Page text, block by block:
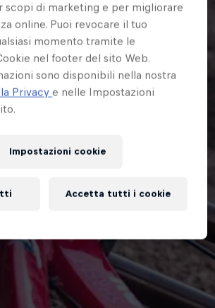
scopi di marketing e per migliorare
online. Puoi revocare il tuo
momento tramite le
nel footer del sito Web.
sono disponibili nella nostra
Privacye nelle Impostazioni
Impostazioni cookie
Accetta tutti i cookie